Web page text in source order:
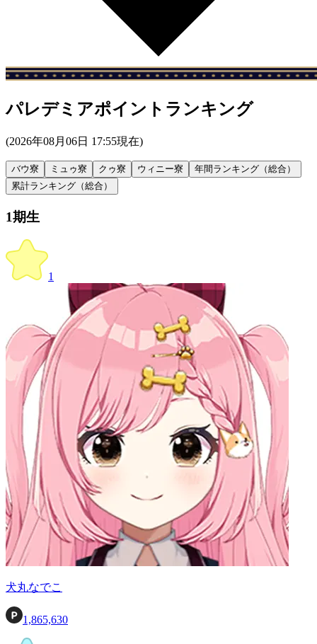
パレデミアポイントランキング
(2026年08月06日 17:55現在)
バウ寮 ミュゥ寮 クゥ寮 ウィニー寮
年間ランキング（総合）
累計ランキング（総合）
1期生
1
犬丸なでこ
1,865,630